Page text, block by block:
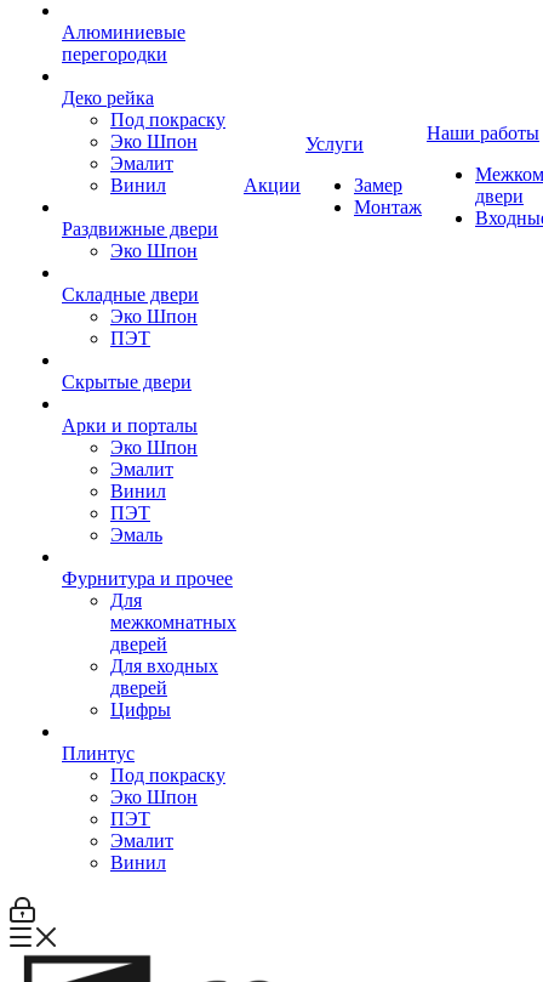
Алюминиевые
перегородки
Деко рейка
Под покраску
Эко Шпон
Эмалит
Винил
Раздвижные двери
Эко Шпон
Складные двери
Эко Шпон
ПЭТ
Скрытые двери
Арки и порталы
Эко Шпон
Эмалит
Винил
ПЭТ
Эмаль
Фурнитура и прочее
Для
межкомнатных
дверей
Для входных
дверей
Цифры
Плинтус
Под покраску
Эко Шпон
ПЭТ
Эмалит
Винил
Акции
Услуги
Замер
Монтаж
Наши работы
двери